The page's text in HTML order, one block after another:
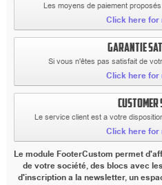
Les moyens de paiement
Click here for
GARANTIE
Si vous n'êtes pas satisfait de
Click here for
CUSTOMER
Le service client est a votre
Click here for
Le module FooterCustom permet
de votre société, des blocs avec
d'inscription a la newsletter, un